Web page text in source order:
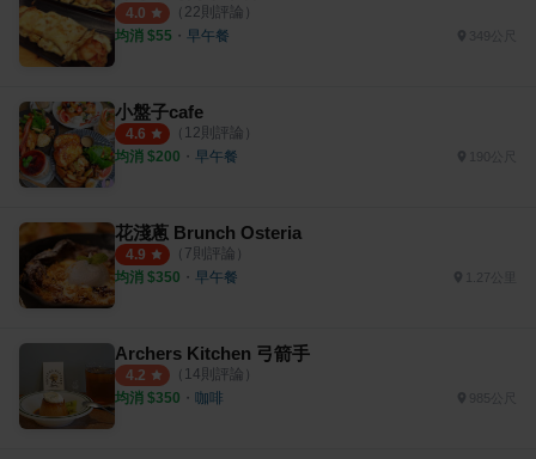
4.0 （ 22則評論）
均消 $55 ・ 早午餐 349公尺
小盤子cafe
4.6 （ 12則評論）
均消 $200 ・ 早午餐
花淺蔥 Brunch Osteria
4.9 （ 7則評論）
均消 $350 ・ 早午餐
Archers Kitchen 弓箭手
4.2 （ 14則評論）
均消 $350 ・ 咖啡 985公尺